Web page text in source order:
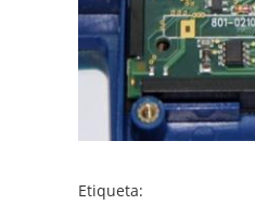
Etiqueta: